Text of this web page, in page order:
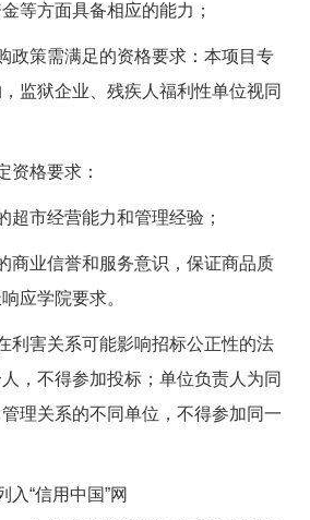
等方面具备相应的能力；
政策需满足的资格要求：本项目专
监狱企业、残疾人福利性单位视同
资格要求：
超市经营能力和管理经验；
商业信誉和服务意识，保证商品质
应学院要求。
利害关系可能影响招标公正性的法
，不得参加投标；单位负责人为同
理关系的不同单位，不得参加同一
入“信用中国”网